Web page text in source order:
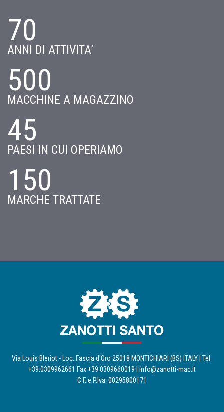
70
ANNI DI ATTIVITA’
500
MACCHINE A MAGAZZINO
45
PAESI IN CUI OPERIAMO
150
MARCHE TRATTATE
Via Louis Bleriot - Loc. Fascia d'Oro 25018 MONTICHIARI (BS) ITALY | Tel.
+39.0309962661 Fax +39.0309660019 | info@zanotti-mac.it
C.F. e P.Iva: 00295800171